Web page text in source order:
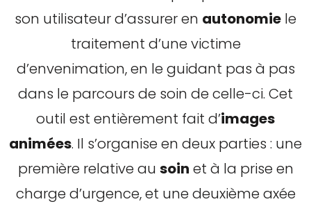
son utilisateur d’assurer en autonomie le
traitement d’une victime
d’envenimation, en le guidant pas à pas
dans le parcours de soin de celle-ci. Cet
outil est entièrement fait d’images
animées. Il s’organise en deux parties : une
première relative au soin et à la prise en
charge d’urgence, et une deuxième axée